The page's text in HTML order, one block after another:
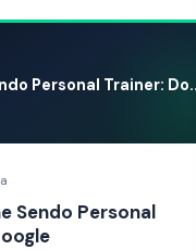
Personal Trainer:
Sendo Personal